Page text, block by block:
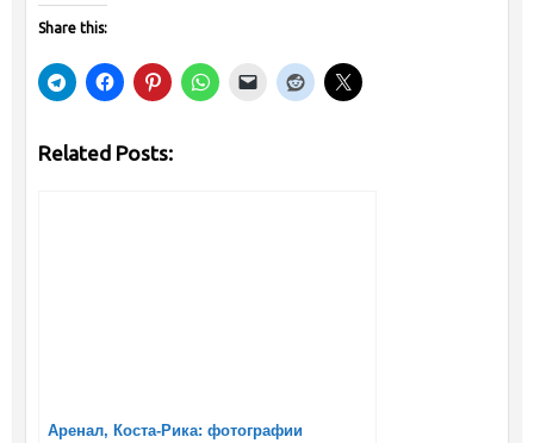
Share this:
Related Posts:
Аренал, Коста-Рика: фотографии